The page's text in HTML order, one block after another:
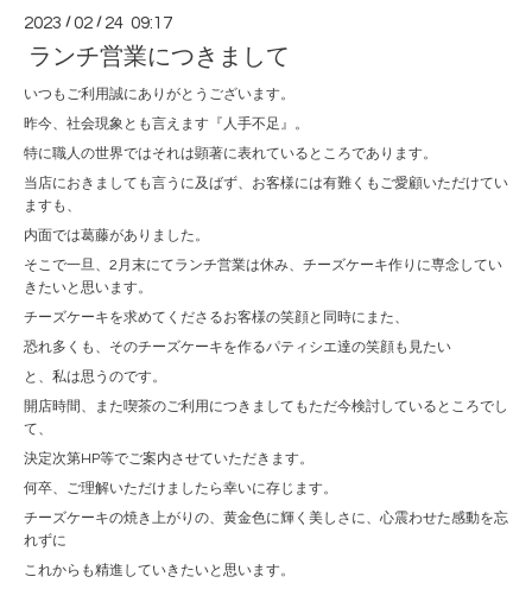
2023 /02 / 24 09:17
ランチ営業につきまして
いつもご利用誠にありがとうございます。
昨今、社会現象とも言えます『人手不足』。
特に職人の世界ではそれは顕著に表れているところであります。
当店におきましても言うに及ばず、お客様には有難くもご愛顧いただけてい
ますも、
内面では葛藤がありました。
そこで一旦、2月末にてランチ営業は休み、チーズケーキ作りに専念してい
きたいと思います。
チーズケーキを求めてくださるお客様の笑顔と同時にまた、
恐れ多くも、そのチーズケーキを作るパティシエ達の笑顔も見たい
と、私は思うのです。
開店時間、また喫茶のご利用につきましてもただ今検討しているところでし
て、
決定次第HP等でご案内させていただきます。
何卒、ご理解いただけましたら幸いに存じます。
チーズケーキの焼き上がりの、黄金色に輝く美しさに、心震わせた感動を忘
れずに
これからも精進していきたいと思います。